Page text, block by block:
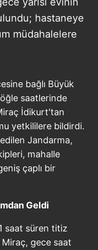
hastaneye
müdahalelere
bağlı Büyük
saatlerinde
İdikurt'tan
yetkililere bildirdi.
Jandarma,
mahalle
çaplı bir
Geldi
saat süren titiz
gece saat